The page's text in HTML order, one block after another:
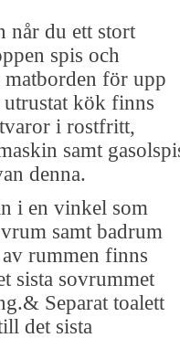
når du ett stort
spis och
för upp
kök finns
i rostfritt,
samt
denna.
i en vinkel som
samt badrum
rummen finns
sista sovrummet
Separat toalett
det sista